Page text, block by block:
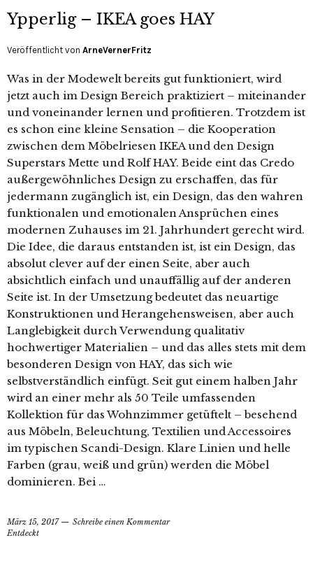
Ypperlig – IKEA goes HAY
Veröffentlicht von ArneVernerFritz
Was in der Modewelt bereits gut funktioniert, wird
jetzt auch im Design Bereich praktiziert – miteinander
und voneinander lernen und profitieren. Trotzdem ist
es schon eine kleine Sensation – die Kooperation
zwischen dem Möbelriesen IKEA und den Design
Superstars Mette und Rolf HAY. Beide eint das Credo
außergewöhnliches Design zu erschaffen, das für
jedermann zugänglich ist, ein Design, das den wahren
funktionalen und emotionalen Ansprüchen eines
modernen Zuhauses im 21. Jahrhundert gerecht wird.
Die Idee, die daraus entstanden ist, ist ein Design, das
absolut clever auf der einen Seite, aber auch
absichtlich einfach und unauffällig auf der anderen
Seite ist. In der Umsetzung bedeutet das neuartige
Konstruktionen und Herangehensweisen, aber auch
Langlebigkeit durch Verwendung qualitativ
hochwertiger Materialien – und das alles stets mit dem
besonderen Design von HAY, das sich wie
selbstverständlich einfügt. Seit gut einem halben Jahr
wird an einer mehr als 50 Teile umfassenden
Kollektion für das Wohnzimmer getüftelt – besehend
aus Möbeln, Beleuchtung, Textilien und Accessoires
im typischen Scandi-Design. Klare Linien und helle
Farben (grau, weiß und grün) werden die Möbel
dominieren. Bei …
März 15, 2017
Schreibe einen Kommentar
Entdeckt